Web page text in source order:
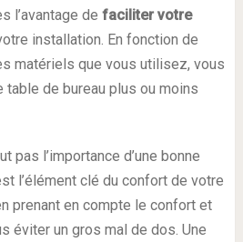
l’avantage de faciliter votre
installation. En fonction de
matériels que vous utilisez, vous
table de bureau plus ou moins
pas l’importance d’une bonne
l’élément clé du confort de votre
prenant en compte le confort et
éviter un gros mal de dos. Une